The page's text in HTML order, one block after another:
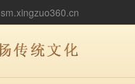
sm.xingzuo360.cn